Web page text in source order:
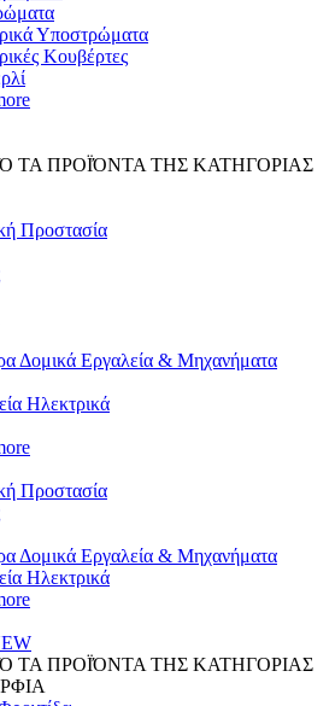
Υποστρώματα
Κουβέρτες
ΤΑ ΠΡΟΪΌΝΤΑ ΤΗΣ ΚΑΤΗΓΟΡΙΑΣ
Προστασία
Δομικά Εργαλεία & Μηχανήματα
Ηλεκτρικά
Προστασία
Δομικά Εργαλεία & Μηχανήματα
Ηλεκτρικά
ΤΑ ΠΡΟΪΌΝΤΑ ΤΗΣ ΚΑΤΗΓΟΡΙΑΣ